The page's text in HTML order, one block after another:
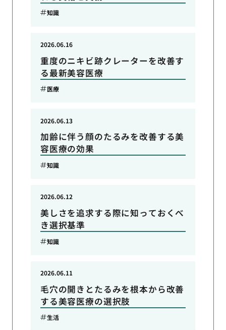
知識
重度のニキビ跡クレーターを改善す
る最新美容医療
2026.06.16
医療
加齢に伴う顔のたるみを改善する美
容医療の効果
2026.06.13
知識
美しさを追求する際に知っておくべ
き選択基準
2026.06.12
知識
毛穴の開きとたるみを根本から改善
する美容医療の選択肢
2026.06.11
生活